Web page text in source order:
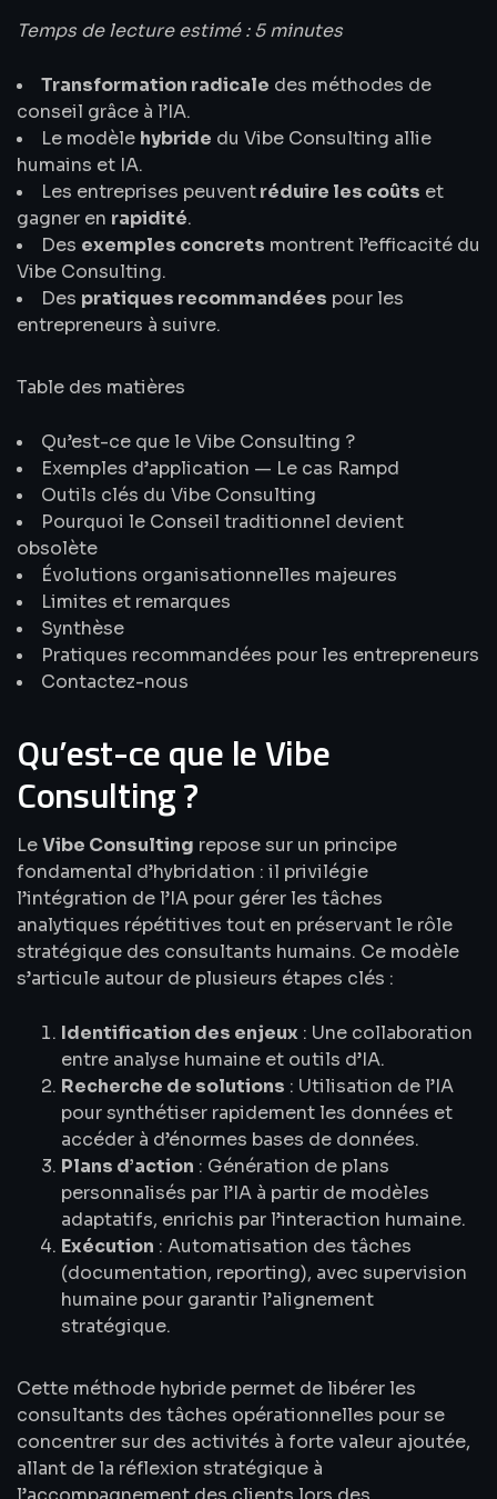
Temps de lecture estimé : 5 minutes
Transformation radicale des méthodes de
conseil grâce à l’IA.
Le modèle hybride du Vibe Consulting allie
humains et IA.
Les entreprises peuventréduire les coûts et
gagner en rapidité.
Des exemples concrets montrent l’efficacité du
Vibe Consulting.
Des pratiques recommandées pour les
entrepreneurs à suivre.
Table des matières
Qu’est-ce que le Vibe Consulting ?
Exemples d’application — Le cas Rampd
Outils clés du Vibe Consulting
Pourquoi le Conseil traditionnel devient
obsolète
Évolutions organisationnelles majeures
Limites et remarques
Synthèse
Pratiques recommandées pour les entrepreneurs
Contactez-nous
Qu’est-ce que le Vibe
Consulting ?
LeVibe Consulting repose sur un principe
fondamental d’hybridation : il privilégie
l’intégration de l’IA pour gérer les tâches
analytiques répétitives tout en préservant le rôle
stratégique des consultants humains. Ce modèle
s’articule autour de plusieurs étapes clés :
Identification des enjeux : Une collaboration
entre analyse humaine et outils d’IA.
Recherche de solutions : Utilisation de l’IA
pour synthétiser rapidement les données et
accéder à d’énormes bases de données.
Plans d’action : Génération de plans
personnalisés par l’IA à partir de modèles
adaptatifs, enrichis par l’interaction humaine.
Exécution : Automatisation des tâches
(documentation, reporting), avec supervision
humaine pour garantir l’alignement
stratégique.
Cette méthode hybride permet de libérer les
consultants des tâches opérationnelles pour se
concentrer sur des activités à forte valeur ajoutée,
allant de la réflexion stratégique à